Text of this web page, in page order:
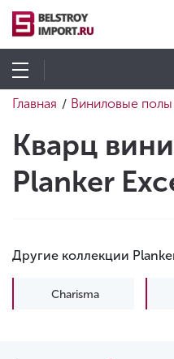
Главная / Виниловые полы
Кварц
Planker
Другие коллекции
Charisma